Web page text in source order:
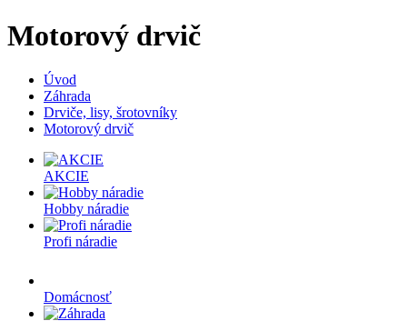
Motorový drvič
Úvod
Záhrada
Drviče, lisy, šrotovníky
Motorový drvič
AKCIE
Hobby náradie
Profi náradie
Domácnosť